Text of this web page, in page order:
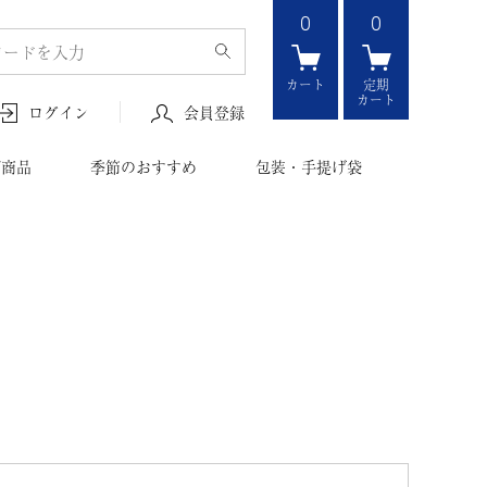
ログイン 会員登録
0
カート
0
定期
カート
品 季節のおすすめ 包装・手提げ袋